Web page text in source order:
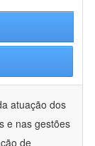
atuação dos
e nas gestões
de